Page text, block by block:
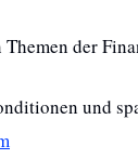
der
und